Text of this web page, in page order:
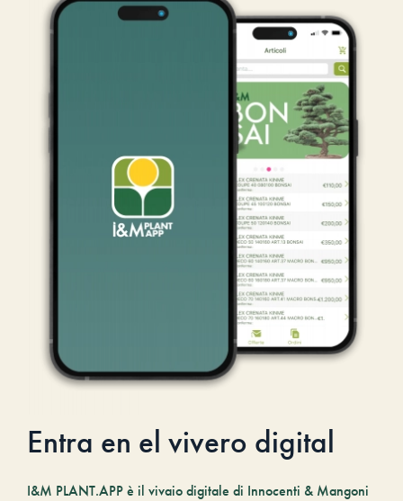
Entra en el vivero digital
I&M PLANT.APP è il vivaio digitale di Innocenti & Mangoni